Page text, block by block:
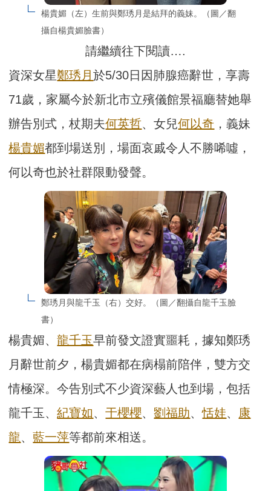
楊貴媚（左）生前與鄭琇月是結拜的義妹。（圖／翻
攝自楊貴媚臉書）
請繼續往下閱讀….
資深女星鄭琇月於5/30日因肺腺癌辭世，享壽
71歲，家屬今於新北市立殯儀館景福廳替她舉
辦告別式，杖期夫何英哲、女兒何以奇 ，義妹
楊貴媚都到場送別，場面哀戚令人不勝唏噓，
何以奇也於社群限動發聲。
鄭琇月與龍千玉（右）交好。（圖／翻攝自龍千玉臉
書）
楊貴媚、龍千玉早前發文證實噩耗，據知鄭琇
月辭世前夕，楊貴媚都在病榻前陪伴，雙方交
情極深。今告別式不少資深藝人也到場，包括
龍千玉、紀寶如、于櫻櫻、劉福助、恬娃、 康
龍、藍一萍等都前來相送。